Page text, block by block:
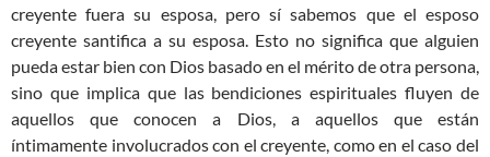
creyente fuera su esposa, pero sí sabemos que el esposo
creyente santifica a su esposa. Esto no significa que alguien
pueda estar bien con Dios basado en el mérito de otra persona,
sino que implica que las bendiciones espirituales fluyen de
aquellos que conocen a Dios, a aquellos que están
íntimamente involucrados con el creyente, como en el caso del